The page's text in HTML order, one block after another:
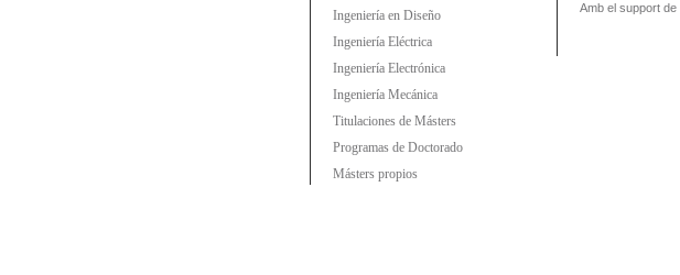
Ingeniería en Diseño
Ingeniería Eléctrica
Ingeniería Electrónica
Ingeniería Mecánica
Titulaciones de Másters
Programas de Doctorado
Másters propios
Amb el support de